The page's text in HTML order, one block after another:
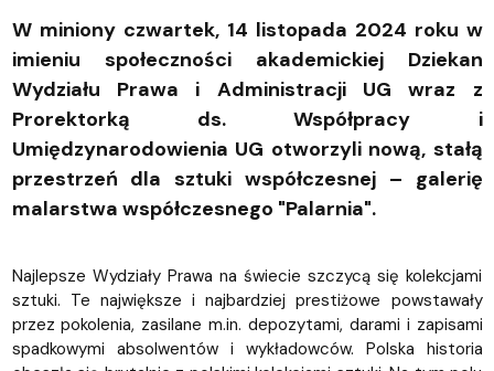
W miniony czwartek, 14 listopada 2024 roku w
imieniu społeczności akademickiej Dziekan
Wydziału Prawa i Administracji UG wraz z
Prorektorką ds. Współpracy i
Umiędzynarodowienia UG otworzyli nową, stałą
przestrzeń dla sztuki współczesnej – galerię
malarstwa współczesnego "Palarnia".
Najlepsze Wydziały Prawa na świecie szczycą się kolekcjami
sztuki. Te największe i najbardziej prestiżowe powstawały
przez pokolenia, zasilane m.in. depozytami, darami i zapisami
spadkowymi absolwentów i wykładowców. Polska historia